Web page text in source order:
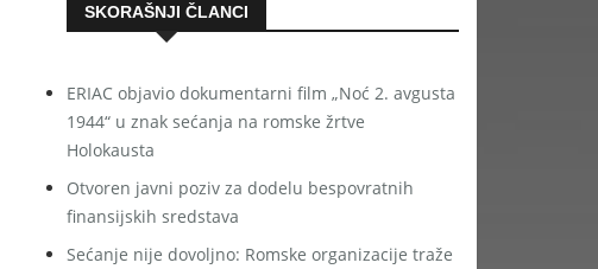
SKORAŠNJI ČLANCI
ERIAC objavio dokumentarni film „Noć 2. avgusta
1944“ u znak sećanja na romske žrtve
Holokausta
Otvoren javni poziv za dodelu bespovratnih
finansijskih sredstava
Sećanje nije dovoljno: Romske organizacije traže